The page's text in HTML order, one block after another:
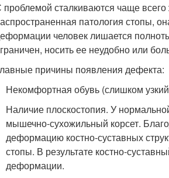
проблемой сталкиваются чаще
патология стопы,
человек лишается
носить ее неудобно или
причины появления дефекта:
Некомфортная обувь (слишком
Наличие плоскостопия. У
мышечно-сухожильный корсет.
деформацию костно-суставных
стопы. В результате костно-
деформации.